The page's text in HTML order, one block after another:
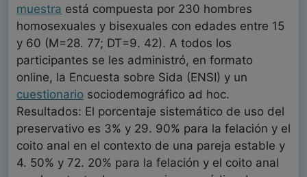
muestra está compuesta por 230 hombres
homosexuales y bisexuales con edades entre 15
y 60 (M=28. 77; DT=9. 42). A todos los
participantes se les administró, en formato
online, la Encuesta sobre Sida (ENSI) y un
cuestionario sociodemográfico ad hoc.
Resultados: El porcentaje sistemático de uso del
preservativo es 3% y 29. 90% para la felación y el
coito anal en el contexto de una pareja estable y
4. 50% y 72. 20% para la felación y el coito anal